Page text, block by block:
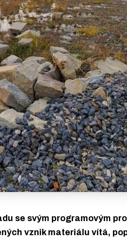
se svým programovým
vznik materiálu vítá,